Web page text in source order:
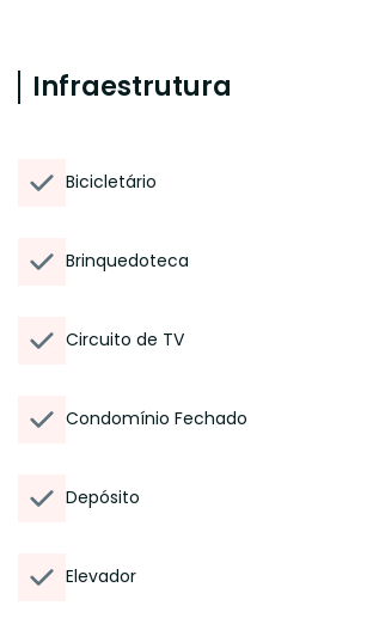
Infraestrutura
Bicicletário
Brinquedoteca
Circuito de TV
Condomínio Fechado
Depósito
Elevador